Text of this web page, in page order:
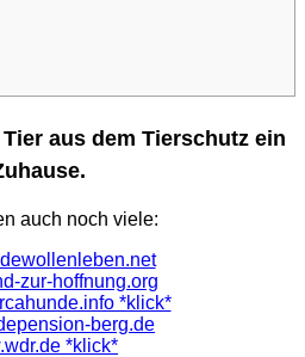
aus dem Tierschutz ein
auch noch viele:
zur-hoffnung.org
*klick*
berg.de
*klick*